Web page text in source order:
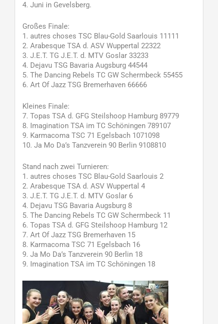
4. Juni in Gevelsberg.
Großes Finale:
1. autres choses TSC Blau-Gold Saarlouis 11111
2. Arabesque TSA d. ASV Wuppertal 22322
3. J.E.T. TG J.E.T. d. MTV Goslar 33233
4. Dejavu TSG Bavaria Augsburg 44544
5. The Dancing Rebels TC GW Schermbeck 55455
6. Art Of Jazz TSG Bremerhaven 66666
Kleines Finale:
7. Topas TSA d. GFG Steilshoop Hamburg 89779
8. Imagination TSA im TC Schöningen 789107
9. Karmacoma TSC 71 Egelsbach 1071098
10. Ja Mo Da’s Tanzverein 90 Berlin 9108810
Stand nach zwei Turnieren:
1. autres choses TSC Blau-Gold Saarlouis 2
2. Arabesque TSA d. ASV Wuppertal 4
3. J.E.T. TG J.E.T. d. MTV Goslar 6
4. Dejavu TSG Bavaria Augsburg 8
5. The Dancing Rebels TC GW Schermbeck 11
6. Topas TSA d. GFG Steilshoop Hamburg 12
7. Art Of Jazz TSG Bremerhaven 15
8. Karmacoma TSC 71 Egelsbach 16
9. Ja Mo Da’s Tanzverein 90 Berlin 18
9. Imagination TSA im TC Schöningen 18